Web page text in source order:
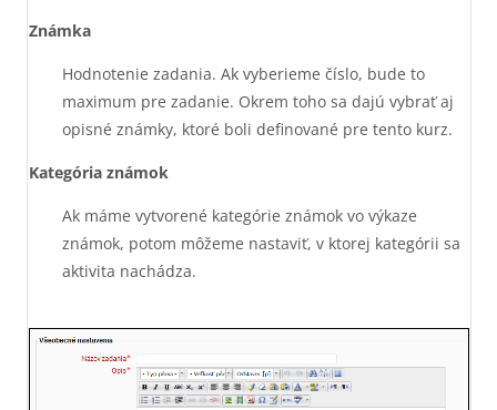
Známka
Hodnotenie zadania. Ak vyberieme číslo, bude to
maximum pre zadanie. Okrem toho sa dajú vybrať aj
opisné známky, ktoré boli deﬁnované pre tento kurz.
Kategória známok
Ak máme vytvorené kategórie známok vo výkaze
známok, potom môžeme nastaviť, v ktorej kategórii sa
aktivita nachádza.